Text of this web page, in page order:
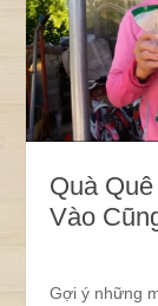
Quà
Vào
Gợi ý những